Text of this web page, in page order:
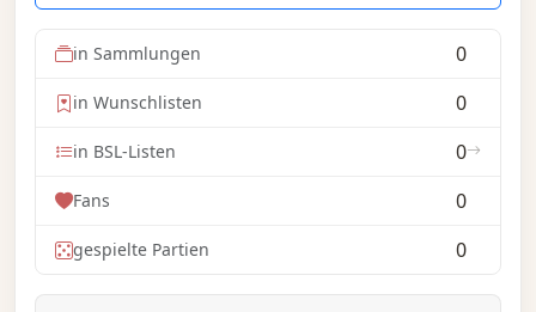
in Sammlungen 0
in Wunschlisten 0
in BSL-Listen 0
Fans 0
gespielte Partien 0